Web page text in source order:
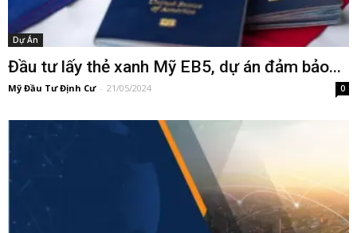
Dự Án
Đầu tư lấy thẻ xanh Mỹ EB5, dự án đảm bảo...
Mỹ Đầu Tư Định Cư - 21/05/2024 0